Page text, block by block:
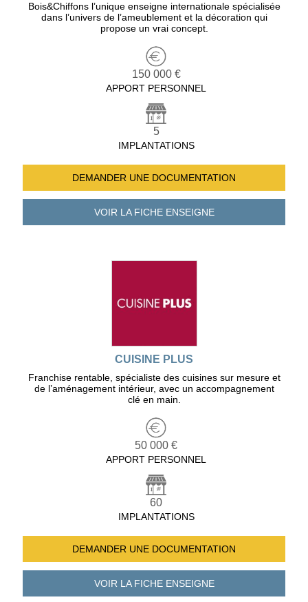
Bois&Chiffons l’unique enseigne internationale spécialisée
dans l’univers de l’ameublement et la décoration qui
propose un vrai concept.
150 000 €
APPORT PERSONNEL
5
IMPLANTATIONS
DEMANDER UNE DOCUMENTATION
VOIR LA FICHEENSEIGNE
CUISINE PLUS
Franchise rentable, spécialiste des cuisines sur mesure et
de l’aménagement intérieur, avec un accompagnement
clé en main.
50 000 €
APPORT PERSONNEL
60
IMPLANTATIONS
DEMANDER UNE DOCUMENTATION
VOIR LA FICHEENSEIGNE